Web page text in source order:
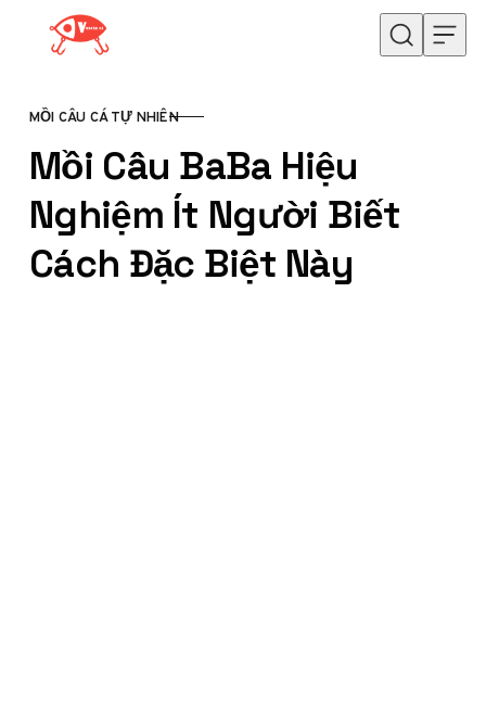
Skip to content
CATEGORY
MỒI CÂU CÁ TỰ NHIÊN
Mồi Câu BaBa Hiệu
Nghiệm Ít Người Biết
Cách Đặc Biệt Này